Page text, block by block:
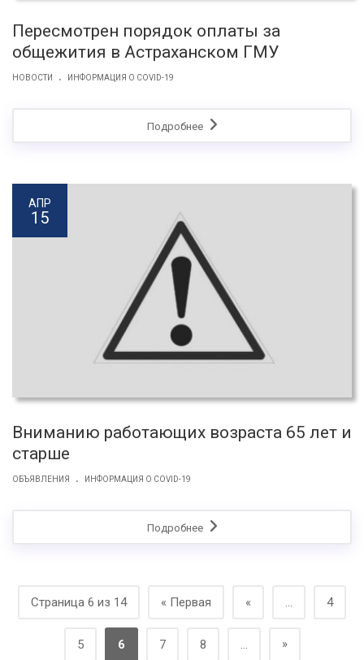
Пересмотрен порядок оплаты за
общежития в Астраханском ГМУ
НОВОСТИ . ИНФОРМАЦИЯ О COVID-19
Подробнее
АПР
15
Вниманию работающих возраста 65 лет и
старше
ОБЪЯВЛЕНИЯ . ИНФОРМАЦИЯ О COVID-19
Подробнее
Страница 6 из 14 « Первая « ... 4
5 6 7 8 ... »